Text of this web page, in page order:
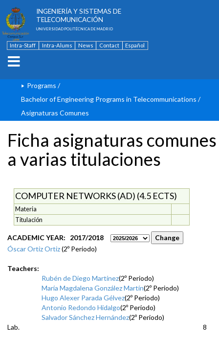
INGENIERÍA Y SISTEMAS DE
TELECOMUNICACIÓN
UNIVERSIDAD POLITÉCNICA DE MADRID
Intra-Staff Intra-Alums News Contact Español
Programs /
Bachelor of Engineering Programs in Telecommunications /
Asignaturas Comunes
Ficha asignaturas comunes
a varias titulaciones
COMPUTER NETWORKS (AD) (4.5 ECTS)
Materia
Titulación
ACADEMIC YEAR: 2017/2018
Óscar Ortiz Ortiz(2º Periodo)
Teachers:
Rubén de Diego Martínez(2º Periodo)
María Magdalena González Martín(2º Periodo)
Hugo Alexer Parada Gélvez(2º Periodo)
Antonio Redondo Hidalgo(2º Periodo)
Salvador Sánchez Hernández(2º Periodo)
Lab.
8